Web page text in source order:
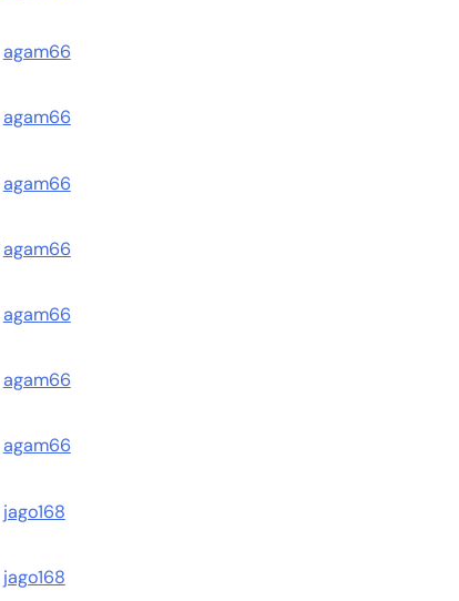
agam66
agam66
agam66
agam66
agam66
agam66
agam66
jago168
jago168